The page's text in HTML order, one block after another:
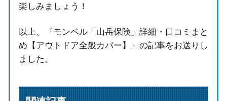
楽しみましょう！
以上、『モンベル「山岳保険」詳細・口コミまと
め【アウトドア全般カバー】』の記事をお送りし
ました。